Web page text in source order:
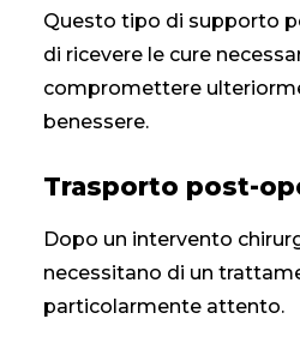
Questo tipo di supporto
di ricevere le cure
compromettere
benessere.
Trasporto post-
Dopo un intervento
necessitano di un
particolarmente attento.